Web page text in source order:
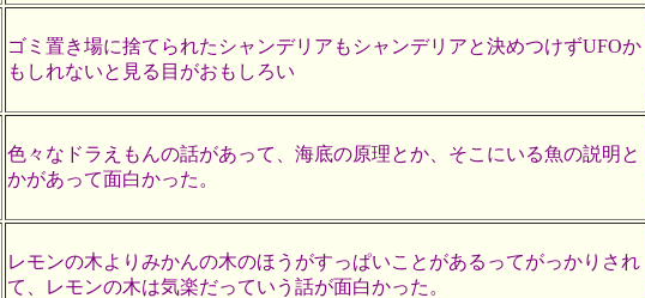
ゴミ置き場に捨てられたシャンデリアもシャンデリアと決めつけずUFOか
もしれないと見る目がおもしろい
色々なドラえもんの話があって、海底の原理とか、そこにいる魚の説明と
かがあって面白かった。
レモンの木よりみかんの木のほうがすっぱいことがあるってがっかりされ
て、レモンの木は気楽だっていう話が面白かった。